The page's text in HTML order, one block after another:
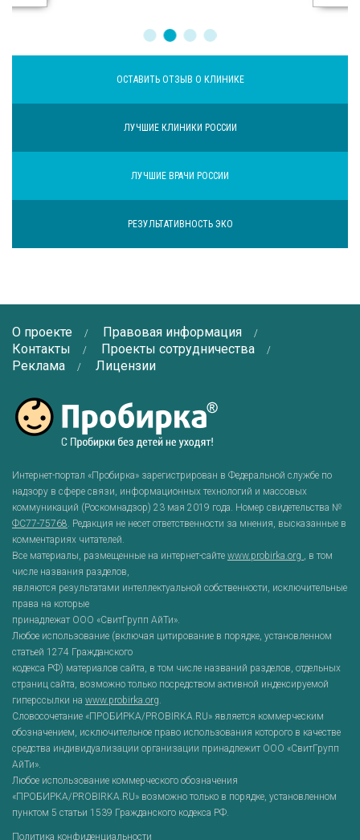
ОСТАВИТЬ ОТЗЫВ О КЛИНИКЕ
ЛУЧШИЕ КЛИНИКИ РОССИИ
ЛУЧШИЕ ВРАЧИ РОССИИ
РЕЗУЛЬТАТИВНОСТЬ ЭКО
О проекте
Правовая информация
Контакты
Проекты сотрудничества
Реклама
Лицензии
Интернет-портал «Пробирка» зарегистрирован в Федеральной службе по
надзору в сфере связи, информационных технологий и массовых
коммуникаций (Роскомнадзор) 23 мая 2019 года. Номер свидетельства №
ФС77-75768. Редакция не несет ответственности за мнения, высказанные в
комментариях читателей.
Все материалы, размещенные на интернет-сайте www.probirka.org , в том
числе названия разделов,
являются результатами интеллектуальной собственности, исключительные
права на которые
принадлежат ООО «СвитГрупп АйТи».
Любое использование (включая цитирование в порядке, установленном
статьей 1274 Гражданского
кодекса РФ) материалов сайта, в том числе названий разделов, отдельных
страниц сайта, возможно только посредством активной индексируемой
гиперссылки на www.probirka.org.
Словосочетание «ПРОБИРКА/PROBIRKA.RU» является коммерческим
обозначением, исключительное право использования которого в качестве
средства индивидуализации организации принадлежит ООО «СвитГрупп
АйТи».
Любое использование коммерческого обозначения
«ПРОБИРКА/PROBIRKA.RU» возможно только в порядке, установленном
пунктом 5 статьи 1539 Гражданского кодекса РФ.
Политика конфиденциальности